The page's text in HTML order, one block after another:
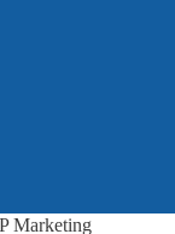
Marketing